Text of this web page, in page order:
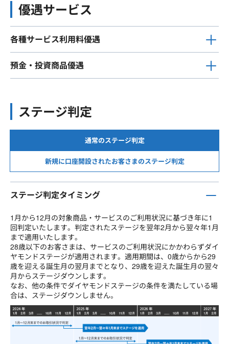
優遇サービス
各種サービス利用料優遇
預金・投資商品優遇
ステージ判定
通常のステージ判定
新規に口座開設されたお客さまのステージ判定
ステージ判定タイミング
1月から12月の対象商品・サービスのご利用状況に基づき年に1
回判定いたします。判定されたステージを翌年2月から翌々年1月
まで適用いたします。
28歳以下のお客さまは、サービスのご利用状況にかかわらずダイ
ヤモンドステージが適用されます。適用期間は、0歳からから29
歳を迎える誕生月の翌月までとなり、29歳を迎えた誕生月の翌々
月からステージダウンします。
なお、他の条件でダイヤモンドステージの条件を満たしている場
合は、ステージダウンしません。